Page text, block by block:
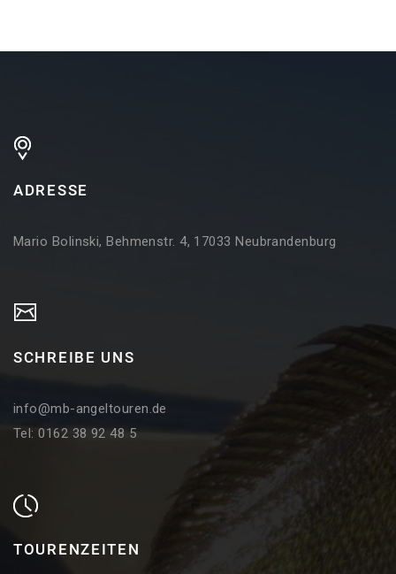
ADRESSE
Mario Bolinski, Behmenstr. 4, 17033 Neubrandenburg
SCHREIBE UNS
info@mb-angeltouren.de
Tel: 0162 38 92 48 5
TOURENZEITEN